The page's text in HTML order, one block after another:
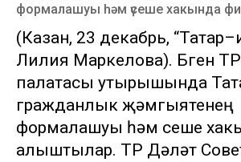
формалашуы һәм үсеше хакында
(Казан, 23 декабрь,
Лилия Маркелова). Бүген
палатасы утырышында
гражданлык җәмгыятенең
формалашуы һәм үсеше
алыштылар. ТР Дәүләт